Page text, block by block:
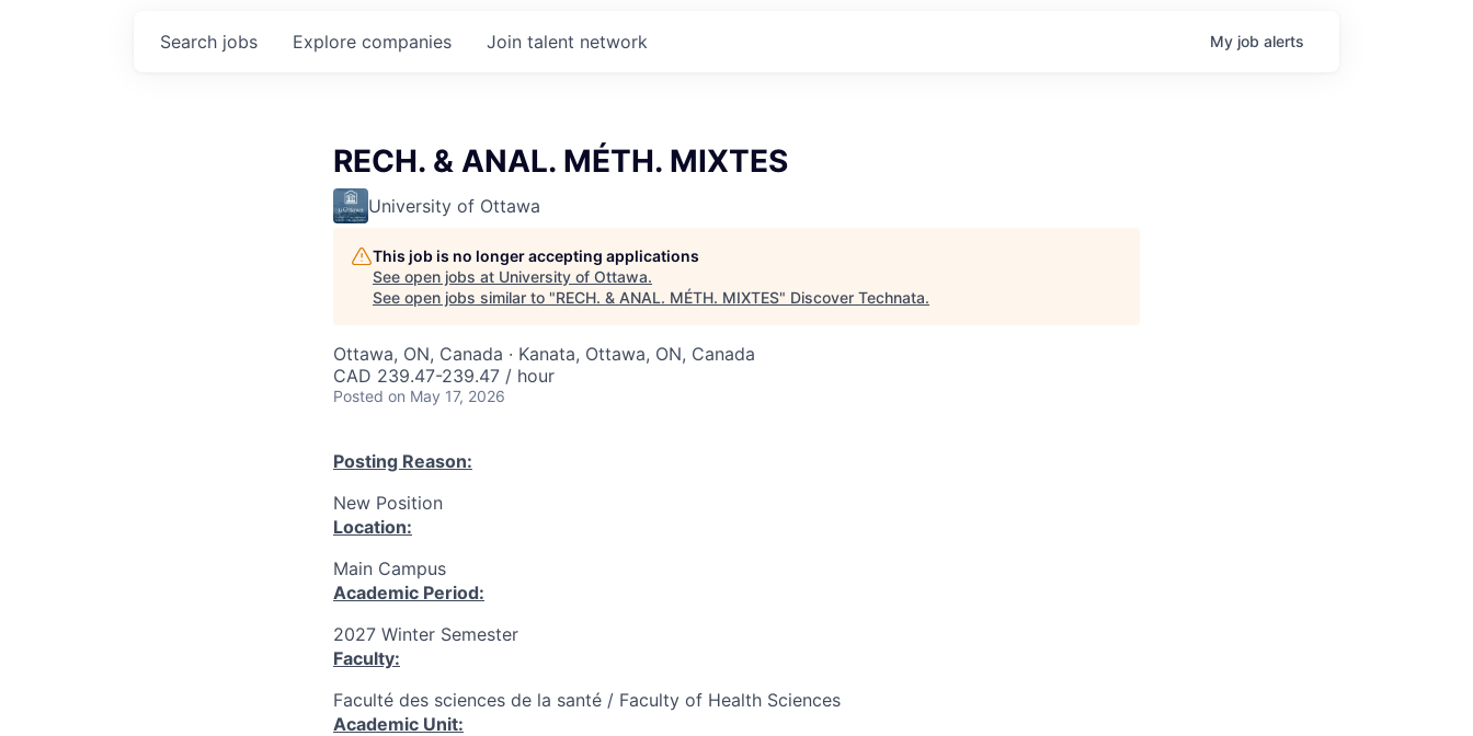
Search jobs Explore companies Join talent network My job alerts
RECH. & ANAL. MÉTH. MIXTES
University of Ottawa
This job is no longer accepting applications
See open jobs at University of Ottawa.
See open jobs similar to "RECH. & ANAL. MÉTH. MIXTES" Discover Technata.
Ottawa, ON, Canada · Kanata, Ottawa, ON, Canada
CAD 239.47-239.47 / hour
Posted on May 17, 2026
Posting Reason:
New Position
Location:
Main Campus
Academic Period:
2027 Winter Semester
Faculty:
Faculté des sciences de la santé / Faculty of Health Sciences
Academic Unit: